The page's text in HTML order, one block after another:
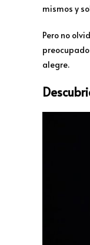
mismos y
Pero no
alegre.